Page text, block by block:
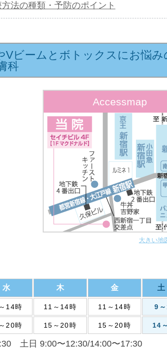
法の種類・予防のポイント
Vビームとボトックスにお悩み
科
Accessmap
大きい地
水 木 金 土
14時 11～14時 11～14時 9
20時 15～20時 15～20時 14
土日 9:00〜12:30/14:00〜17:30